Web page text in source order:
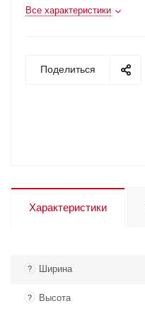
Все характеристики
Поделиться
Характеристики
? Ширина
? Высота